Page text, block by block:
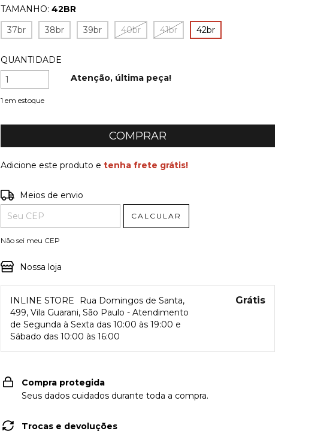
TAMANHO: 42BR
37br
38br 39br 40br 41br 42br
QUANTIDADE
1 em estoque
Atenção, última peça!
Adicione este produto etenha frete grátis!
Entregas para o CEP:
Meios de envio
CALCULAR
Não sei meu CEP
Nossa loja
INLINE STORE
Rua Domingos de Santa,
499, Vila Guarani, São Paulo - Atendimento
de Segunda à Sexta das 10:00 às 19:00 e
Sábado das 10:00 às 16:00
Grátis
Compra protegida
Seus dados cuidados durante toda a compra.
Trocas e devoluções